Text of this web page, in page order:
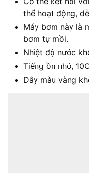
thể hoạt động,
Máy bơm này là
bơm tự mồi.
Nhiệt độ nước
Tiếng ồn nhỏ,
Dây màu vàng